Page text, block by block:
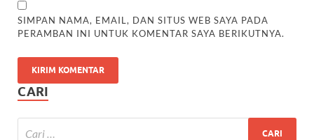
SIMPAN NAMA, EMAIL, DAN SITUS WEB SAYA PADA
PERAMBAN INI UNTUK KOMENTAR SAYA BERIKUTNYA.
CARI